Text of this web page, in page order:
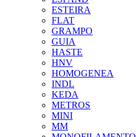
ESTEIRA
FLAT
GRAMPO
GUIA
HASTE
HNV
HOMOGENEA
INDL
KEDA
METROS
MINI
MM